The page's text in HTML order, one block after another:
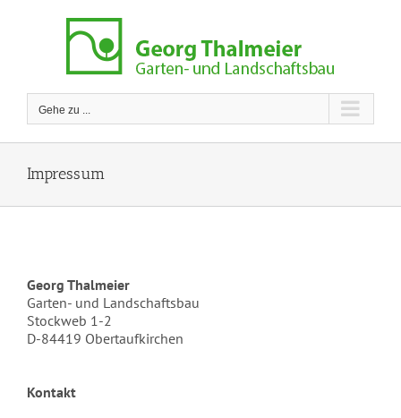
Gehe zu ...
Impressum
Georg Thalmeier
Garten- und Landschaftsbau
Stockweb 1-2
D-84419 Obertaufkirchen
Kontakt